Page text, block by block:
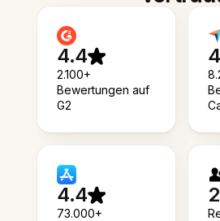
4.4
2.100+
Bewertungen auf
G2
4.4
73.000+